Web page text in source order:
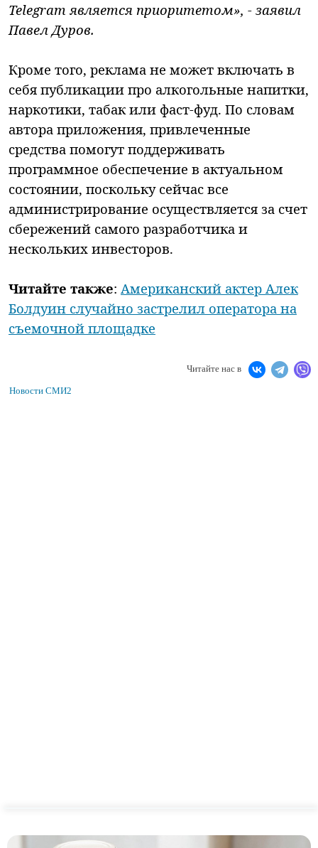
Telegram является приоритетом», - заявил
Павел Дуров.
Кроме того, реклама не может включать в
себя публикации про алкогольные напитки,
наркотики, табак или фаст-фуд. По словам
автора приложения, привлеченные
средства помогут поддерживать
программное обеспечение в актуальном
состоянии, поскольку сейчас все
администрирование осуществляется за счет
сбережений самого разработчика и
нескольких инвесторов.
Читайте также: Американский актер Алек
Болдуин случайно застрелил оператора на
съемочной площадке
Читайте нас в
Новости СМИ2